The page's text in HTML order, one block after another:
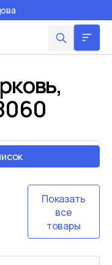
Показать
все
товары